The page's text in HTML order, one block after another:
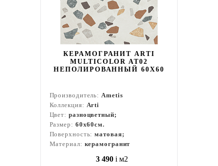
КЕРАМОГРАНИТ ARTI
MULTICOLOR AT02
НЕПОЛИРОВАННЫЙ 60X60
Производитель:Ametis
Коллекция: Arti
Цвет: разноцветный;
Размер: 60x60см.
Поверхность:матовая;
Материал: керамогранит
3 490 i м2